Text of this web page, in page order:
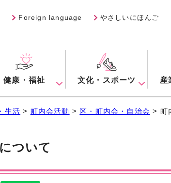
Foreign language やさしいにほんご
健康・福祉 文化・スポーツ 産
生活 > 町内会活動 > 区・町内会・自治会 > 町
ついて